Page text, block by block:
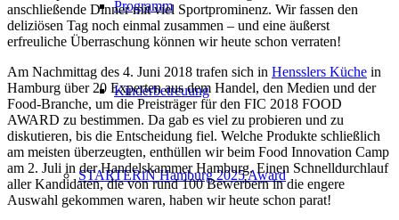
Programm
Kinderbetreuung
STARTERiN Hamburg 2025 Award
anschließende Dinner mit viel Sportprominenz. Wir fassen den
deliziösen Tag noch einmal zusammen – und eine äußerst
erfreuliche Überraschung können wir heute schon verraten!
Am Nachmittag des 4. Juni 2018 trafen sich in Hensslers Küche in
Hamburg über 20 Experten aus dem Handel, den Medien und der
Food-Branche, um die Preisträger für den FIC 2018 FOOD
AWARD zu bestimmen. Da gab es viel zu probieren und zu
diskutieren, bis die Entscheidung fiel. Welche Produkte schließlich
am meisten überzeugten, enthüllen wir beim Food Innovation Camp
am 2. Juli in der Handelskammer Hamburg. Einen Schnelldurchlauf
aller Kandidaten, die von rund 100 Bewerbern in die engere
Auswahl gekommen waren, haben wir heute schon parat!